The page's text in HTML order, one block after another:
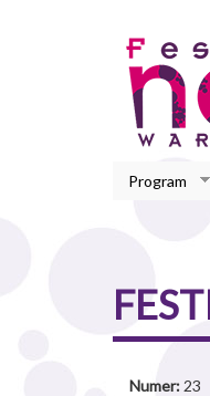
Program
Numer: 23